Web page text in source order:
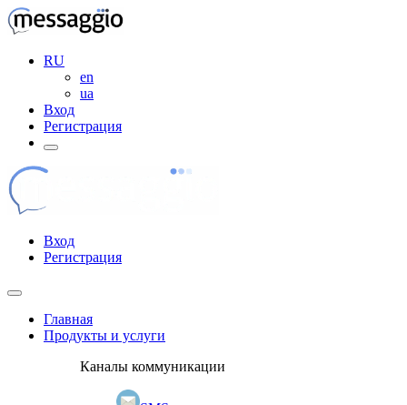
RU
en
ua
Вход
Регистрация
Вход
Регистрация
Главная
Продукты и услуги
Каналы коммуникации